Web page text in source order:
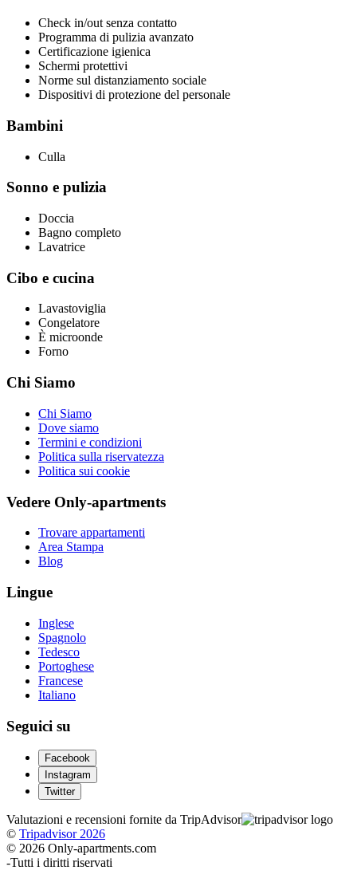
Check in/out senza contatto
Programma di pulizia avanzato
Certificazione igienica
Schermi protettivi
Norme sul distanziamento sociale
Dispositivi di protezione del personale
Bambini
Culla
Sonno e pulizia
Doccia
Bagno completo
Lavatrice
Cibo e cucina
Lavastoviglia
Congelatore
È microonde
Forno
Chi Siamo
Chi Siamo
Dove siamo
Termini e condizioni
Politica sulla riservatezza
Politica sui cookie
Vedere Only-apartments
Trovare appartamenti
Area Stampa
Blog
Lingue
Inglese
Spagnolo
Tedesco
Portoghese
Francese
Italiano
Seguici su
Facebook
Instagram
Twitter
Valutazioni e recensioni fornite da TripAdvisor
© Tripadvisor 2026
© 2026 Only-apartments.com
-Tutti i diritti riservati